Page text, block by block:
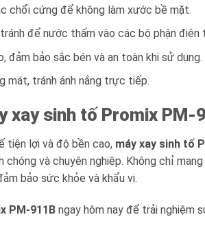
chổi cứng để không làm xước bề mặt.
để nước thấm vào các bộ phận điện
đảm bảo sắc bén và an toàn khi sử dụng.
mát, tránh ánh nắng trực tiếp.
xay sinh tố Promix PM-
tiện lợi và độ bền cao, máy xay sinh tố
và chuyên nghiệp. Không chỉ
bảo sức khỏe và khẩu vị.
PM-911B ngay hôm nay để trải nghiệm